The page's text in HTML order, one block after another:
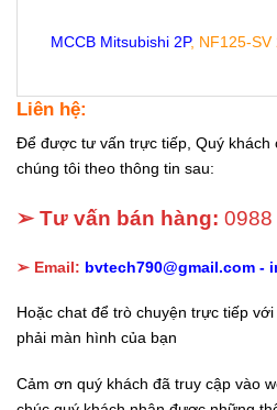
MCCB Mitsubishi 2P, NF125-SV
Liên hệ:
Để được tư vấn trực tiếp, Quý khách
chúng tôi theo thông tin sau:
➢ Tư vấn bán hàng: 0988
➢ Email: bvtech790@gmail.com -
Hoặc chat để trò chuyện trực tiếp
phải màn hình của bạn
Cảm ơn quý khách đã truy cập vào